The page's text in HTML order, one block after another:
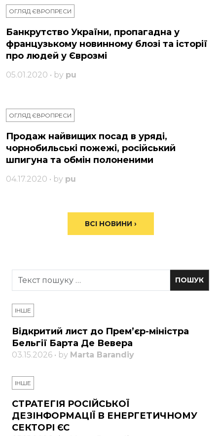
ОГЛЯД ЄВРОПРЕСИ
Банкрутство України, пропагадна у
французькому новинному блозі та історії
про людей у Єврозмі
05.01.2020 • by pu
ОГЛЯД ЄВРОПРЕСИ
Продаж найвищих посад в уряді,
чорнобильські пожежі, російський
шпигуна та обмін полоненими
04.17.2020 • by pu
ВСІ НОВИНИ ›
ІНШЕ
Відкритий лист до Прем’єр-міністра
Бельгії Барта Де Вевера
03.15.2026 • by Marta Barandiy
ІНШЕ
СТРАТЕГІЯ РОСІЙСЬКОЇ
ДЕЗІНФОРМАЦІЇ В ЕНЕРГЕТИЧНОМУ
СЕКТОРІ ЄС